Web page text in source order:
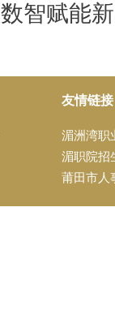
数智赋能
友情链接
湄洲湾职
湄职院招
莆田市人